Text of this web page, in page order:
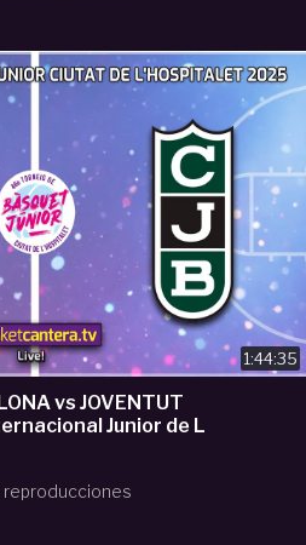
1:44:35
Junior de L
reproducciones